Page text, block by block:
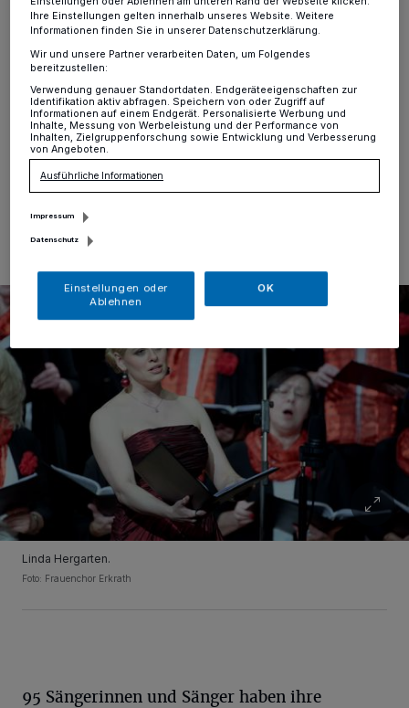
Alt-Erkrath·Der Frauenchor Erkrath freut sich auf ein
ganz besonderes Konzert in diesem Jahr. Gemeinsam
mit dem französischen Chor „Boucle d`Oise“ aus
Erkraths Partnterstadt Cergy-Pontoise wird der
„Lobgesang“ von Felix Mendelssohn Bartholdy am 4.
Mai in der Katholischen Kirche St. Johannes der Täufer
in Erkrath aufgeführt.
Linda Hergarten.
Foto: Frauenchor Erkrath
95 Sängerinnen und Sänger haben ihre
Ihre Einstellungen gelten innerhalb unseres Website. Weitere
Informationen finden Sie in unserer Datenschutzerklärung.
Wir und unsere Partner verarbeiten Daten, um Folgendes
bereitzustellen:
Verwendung genauer Standortdaten. Endgeräteeigenschaften zur
Identifikation aktiv abfragen. Speichern von oder Zugriff auf
Informationen auf einem Endgerät. Personalisierte Werbung und
Inhalte, Messung von Werbeleistung und der Performance von
Inhalten, Zielgruppenforschung sowie Entwicklung und Verbesserung
von Angeboten.
Ausführliche Informationen
Impressum
Datenschutz
Einstellungen oder
Ablehnen
OK